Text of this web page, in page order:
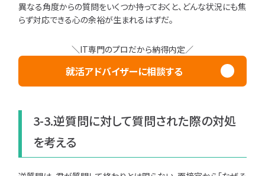
異なる角度からの質問をいくつか持っておくと、どんな状況にも焦
らず対応できる心の余裕が生まれるはずだ。
＼IT専門のプロだから納得内定／
就活アドバイザーに相談する
3-3.逆質問に対して質問された際の対処
を考える